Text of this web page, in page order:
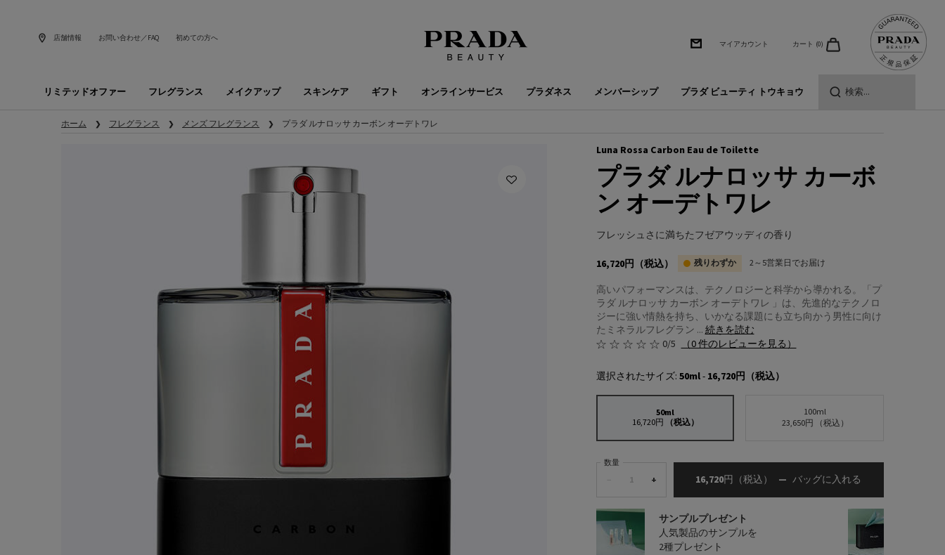
店舗情報 お問い合わせ／FAQ 初めての方へ
マイアカウント カート 0
リミテッドオファー フレグランス メイクアップ スキンケア ギフト オンラインサービス プラダネス メンバーシップ プラダ ビューティ トウキョウ 検索...
ホーム フレグランス メンズ フレグランス プラダ ルナロッサ カーボン オーデトワレ
Luna Rossa Carbon Eau de Toilette
プラダ ルナロッサ カーボ
ン オーデトワレ
フレッシュさに満ちたフゼアウッディの香り
16,720円 （税込） 残りわずか 2～5営業日でお届け
高いパフォーマンスは、テクノロジーと科学から導かれる。「プ
ラダ ルナロッサ カーボン オーデトワレ 」は、先進的なテクノロ
ジーに強い情熱を持ち、いかなる課題にも立ち向かう男性に向け
たミネラルフレグラン ...続きを読む
0/5 （0 件のレビューを見る）
選択されたサイズ: 50ml- 16,720円 （税込）
選択済み
50ml
16,720円
（税込）
, 1/2 選択済み
100ml
23,650円
（税込）
, 2/2
数量
+ 16,720円 （税込） ― バッグに入れる
サンプルプレゼント
人気製品のサンプルを
2種プレゼント